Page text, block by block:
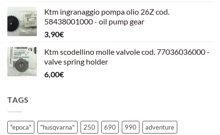
originale
era:
attuale
è:
Ktm ingranaggio pompa olio 26Z cod.
58438001000 - oil pump gear
3,90€
Ktm scodellino molle valvole cod. 77036036000 -
valve spring holder
6,00€
TAGS
"epoca" "husqvarna" 250 690 990
adventure